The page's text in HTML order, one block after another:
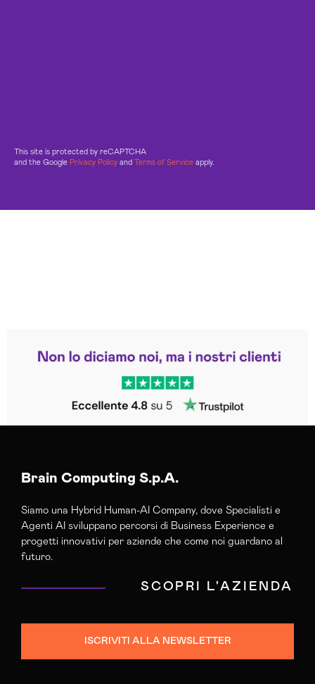
This site is protected by reCAPTCHA
and the Google Privacy Policy and Terms of Service apply.
Trustpilot
Brain Computing S.p.A.
Siamo una Hybrid Human-AI Company, dove Specialisti e
Agenti AI sviluppano percorsi di Business Experience e
progetti innovativi per aziende che come noi guardano al
futuro.
SCOPRI L'AZIENDA
ISCRIVITI ALLA NEWSLETTER